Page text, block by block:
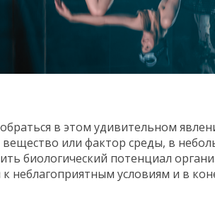
в этом удивительном
вещество или фактор среды, в
биологический потенциал
неблагоприятным условиям и в